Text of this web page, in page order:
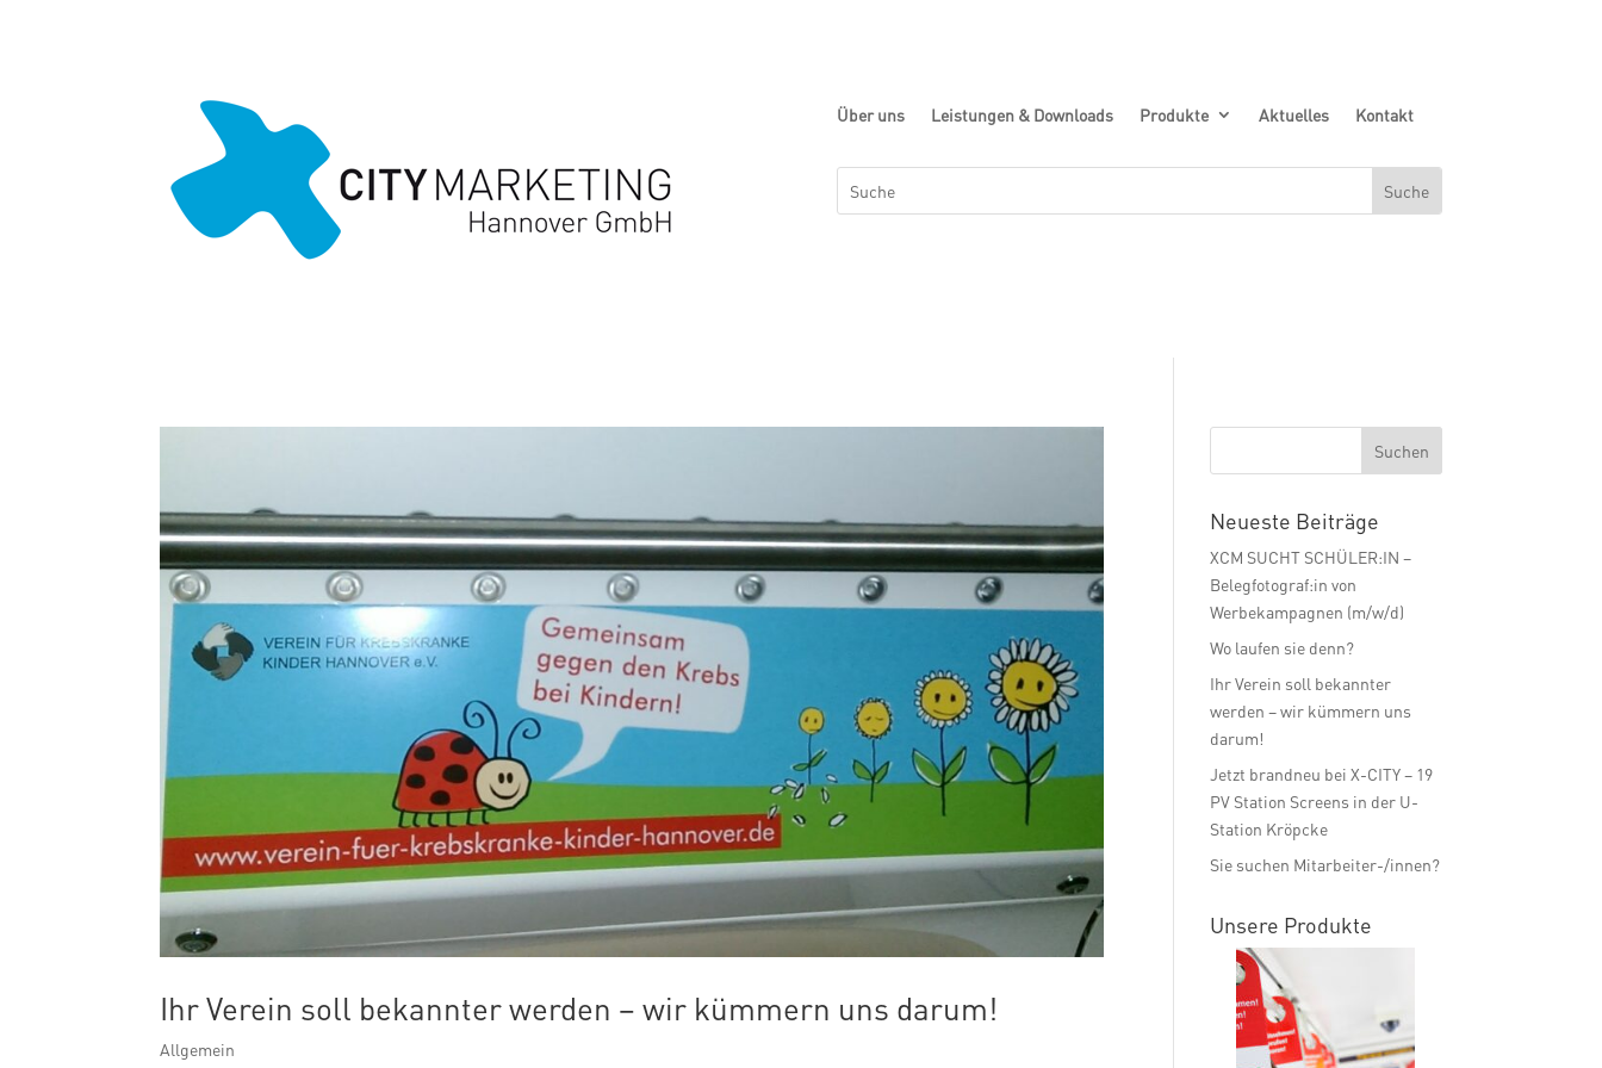
Über uns Leistungen & Downloads Produkte Aktuelles Kontakt
Ihr Verein soll bekannter werden – wir kümmern uns darum!
Allgemein
Neueste Beiträge
XCM SUCHT SCHÜLER:IN –
Belegfotograf:in von
Werbekampagnen (m/w/d)
Wo laufen sie denn?
Ihr Verein soll bekannter
werden – wir kümmern uns
darum!
Jetzt brandneu bei X-CITY – 19
PV Station Screens in der U-
Station Kröpcke
Sie suchen Mitarbeiter-/innen?
Unsere Produkte